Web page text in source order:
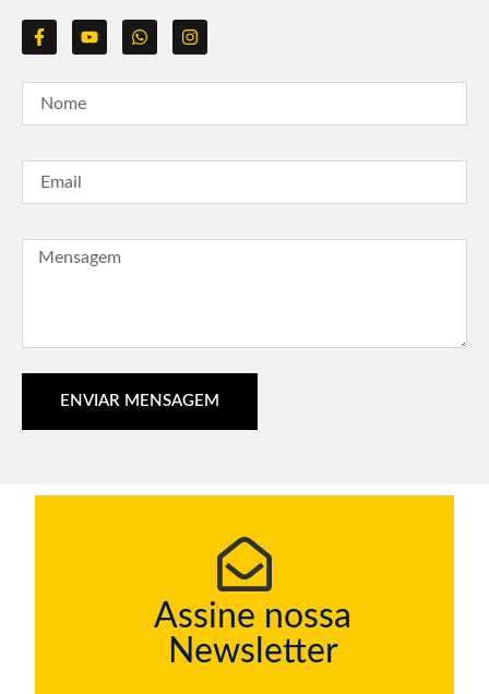
ENVIAR MENSAGEM
Assine nossa
Newsletter